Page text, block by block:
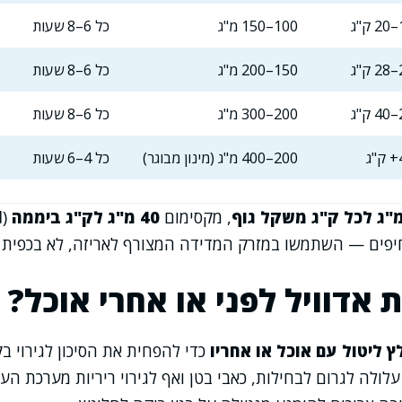
100–150 מ"ג כל 6–8 שעות
150–200 מ"ג כל 6–8 שעות
200–300 מ"ג כל 6–8 שעות
200–400 מ"ג (מינון מבוגר) כל 4–6 שעות
, מקסימום 40 מ"ג לק"ג ביממה
— השתמשו במזרק המדידה המצורף לאריזה, לא בכפית
לפני או אחרי אוכל?
ליטול עם אוכל או אחריו כדי להפחית את הסיכון לגירוי
לגרום לבחילות, כאבי בטן ואף לגירוי ריריות מערכת